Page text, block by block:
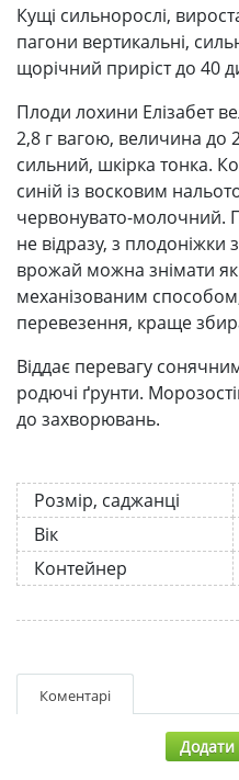
Кущі сильнорослі,
пагони вертикальні,
щорічний приріст до 40
Плоди лохини Елізабет
2,8 г вагою, величина до
сильний, шкірка тонка.
синій із восковим
червонувато-молочний.
не відразу, з плодоніжки
врожай можна знімати як
механізованим
перевезення, краще
Віддає перевагу
родючі ґрунти.
до захворювань.
Розмір, саджанці
Вік
Контейнер
Коментарі
Додати